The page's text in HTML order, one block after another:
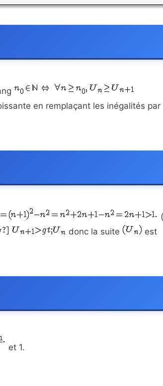
en remplaçant les inégalités par
donc la suite
est
et 1.